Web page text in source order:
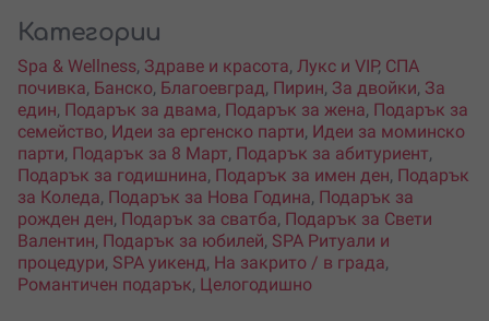
Категории
Spa & Wellness, Здраве и красота, Лукс и VIP, СПА
почивка, Банско, Благоевград, Пирин, За двойки, За
един, Подарък за двама, Подарък за жена, Подарък за
семейство, Идеи за ергенско парти, Идеи за моминско
парти, Подарък за 8 Март, Подарък за абитуриент,
Подарък за годишнина, Подарък за имен ден, Подарък
за Коледа, Подарък за Нова Година, Подарък за
рожден ден, Подарък за сватба, Подарък за Свети
Валентин, Подарък за юбилей, SPA Ритуали и
процедури, SPA уикенд, На закрито / в града,
Романтичен подарък, Целогодишно